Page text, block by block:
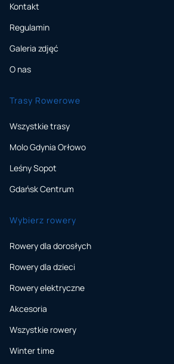
Kontakt
Regulamin
Galeria zdjęć
O nas
Trasy Rowerowe
Wszystkie trasy
Molo Gdynia Orłowo
Leśny Sopot
Gdańsk Centrum
Wybierz rowery
Rowery dla dorosłych
Rowery dla dzieci
Rowery elektryczne
Akcesoria
Wszystkie rowery
Winter time